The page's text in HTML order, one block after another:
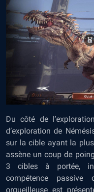
Du côté de
d’exploration de
sur la cible ayant la
assène un coup de
3 cibles à portée,
compétence passive
orgueilleuse est